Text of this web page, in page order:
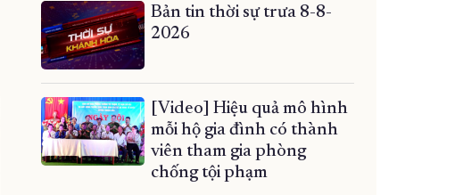
Bản tin thời sự trưa 8-8-
2026
[Video] Hiệu quả mô hình
mỗi hộ gia đình có thành
viên tham gia phòng
chống tội phạm